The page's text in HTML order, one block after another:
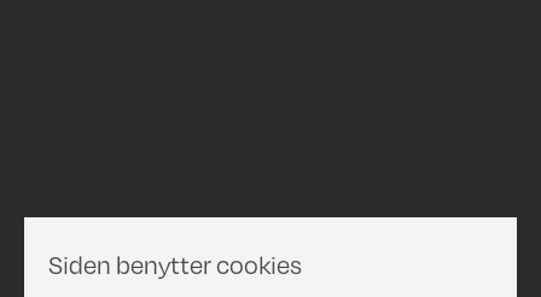
Siden benytter cookies